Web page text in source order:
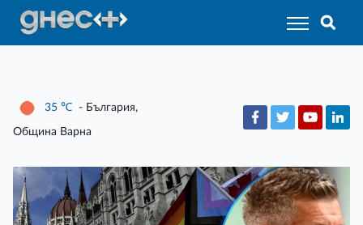
35 ℃ - България,
Община Варна